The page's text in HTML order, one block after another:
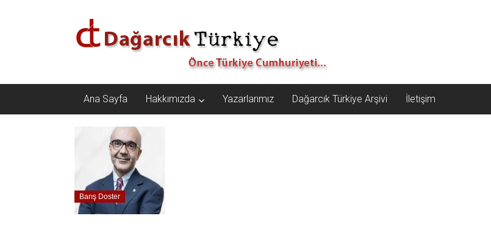
Dağarcık
Türkiye
Türkiye
Cumhuriyeti…
Ana Sayfa Hakkımızda Yazarlarımız Dağarcık Türkiye Arşivi İletişim
Barış Doster